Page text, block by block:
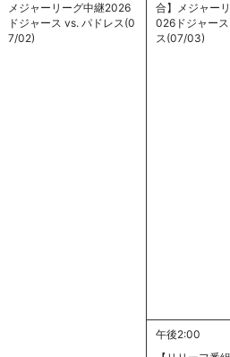
メジャーリーグ中継2026
ドジャース vs. パドレス(0
7/02)
合】メジャー
026ドジャー
ス(07/03)
午後2:00